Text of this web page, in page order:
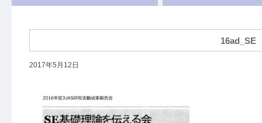
16ad_SE
2017年5月12日